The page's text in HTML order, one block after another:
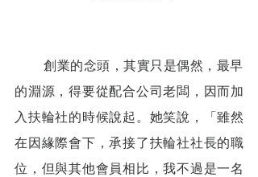
        創業的念頭，其實只是偶然，最早
的淵源，得要從配合公司老闆，因而加
入扶輪社的時候說起。她笑說，「雖然
在因緣際會下，承接了扶輪社社長的職
位，但與其他會員相比，我不過是一名